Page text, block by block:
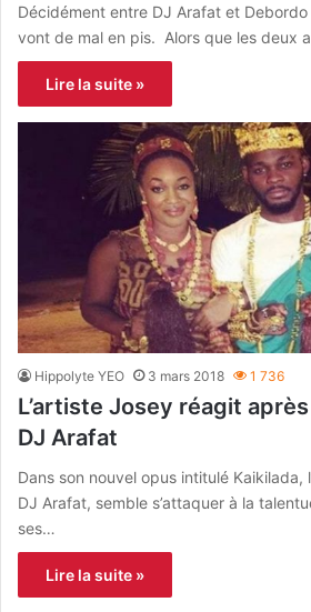
Décidément entre DJ Arafat et
vont de mal en pis. Alors que les deux
Lire la suite »
Hippolyte YEO 3 mars 2018 1 736
L’artiste Josey réagit
DJ Arafat
Dans son nouvel opus intitulé Kaikilada,
DJ Arafat, semble s’attaquer à la
ses…
Lire la suite »